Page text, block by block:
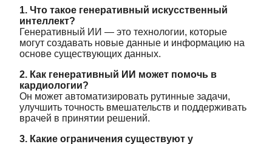
1. Что такое генеративный искусственный
интеллект?
Генеративный ИИ — это технологии, которые
могут создавать новые данные и информацию на
основе существующих данных.
2. Как генеративный ИИ может помочь в
кардиологии?
Он может автоматизировать рутинные задачи,
улучшить точность вмешательств и поддерживать
врачей в принятии решений.
3. Какие ограничения существуют у